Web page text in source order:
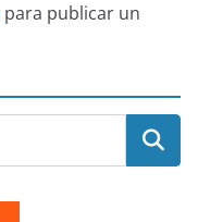
para publicar un